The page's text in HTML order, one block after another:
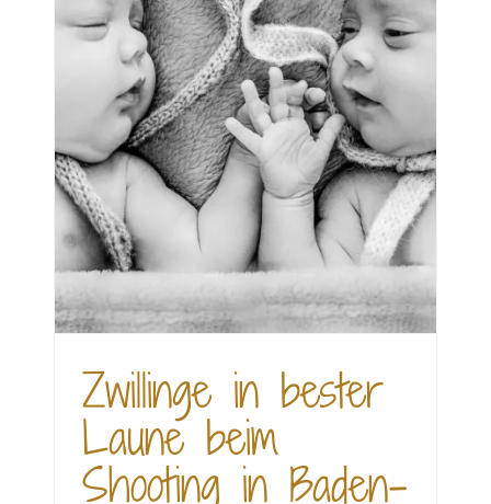
Zwillinge in bester
Laune beim
Shooting in Baden-